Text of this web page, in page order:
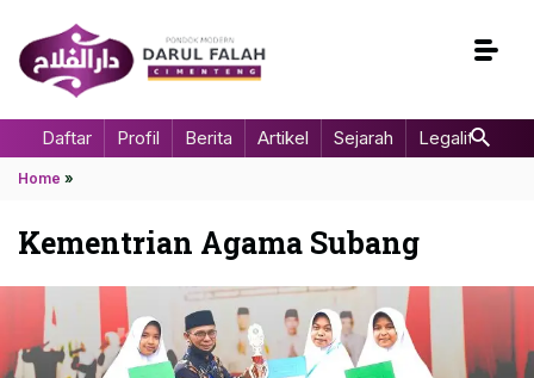
Daftar Profil Berita Artikel Sejarah Legalitas
Home »
Kementrian Agama Subang